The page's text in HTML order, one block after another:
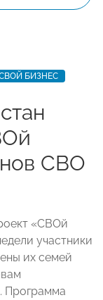
БИЗНЕС
СВО
«СВОй
участники
их семей
Программа